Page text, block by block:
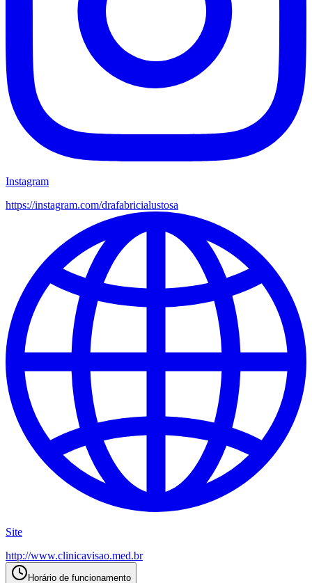
Instagram
https://instagram.com/drafabricialustosa
Site
http://www.clinicavisao.med.br
Horário de funcionamento